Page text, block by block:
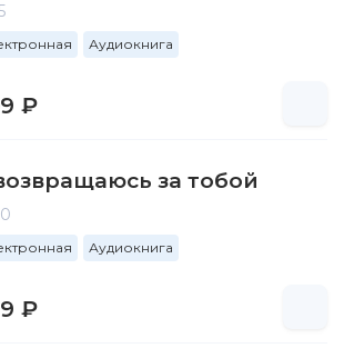
Аудиокнига
₽
за тобой
Аудиокнига
₽